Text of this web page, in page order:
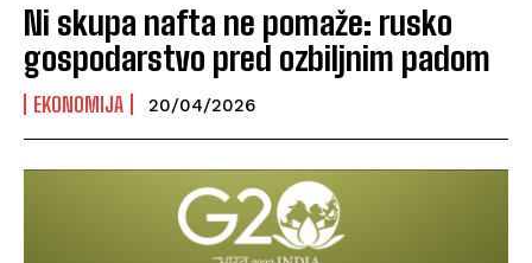
Ni skupa nafta ne pomaže: rusko
gospodarstvo pred ozbiljnim padom
EKONOMIJA 20/04/2026